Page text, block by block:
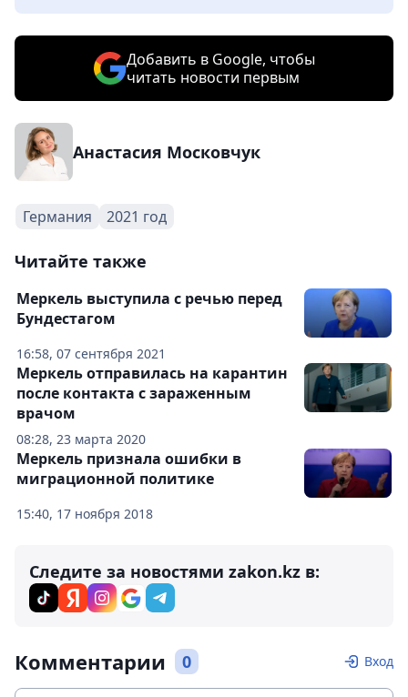
Добавить в Google, чтобы
читать новости первым
Анастасия Московчук
Германия 2021 год
Читайте также
16:58, 07 сентября 2021
Меркель выступила с речью перед
Бундестагом
08:28, 23 марта 2020
Меркель отправилась на карантин
после контакта с зараженным
врачом
15:40, 17 ноября 2018
Меркель признала ошибки в
миграционной политике
Следите за новостями zakon.kz в:
Комментарии 0 Вход